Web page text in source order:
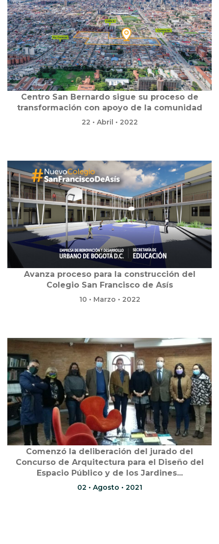
Centro San Bernardo sigue su proceso de
transformación con apoyo de la comunidad
22 • Abril • 2022
Avanza proceso para la construcción del
Colegio San Francisco de Asís
10 • Marzo • 2022
Comenzó la deliberación del jurado del
Concurso de Arquitectura para el Diseño del
Espacio Público y de los Jardines...
02 • Agosto • 2021